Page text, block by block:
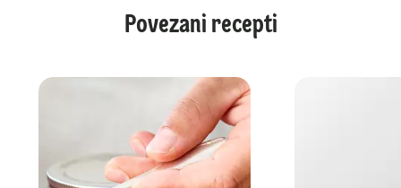
Povezani recepti